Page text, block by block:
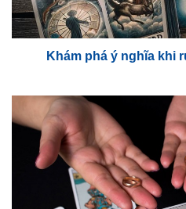
Khám phá ý nghĩa khi